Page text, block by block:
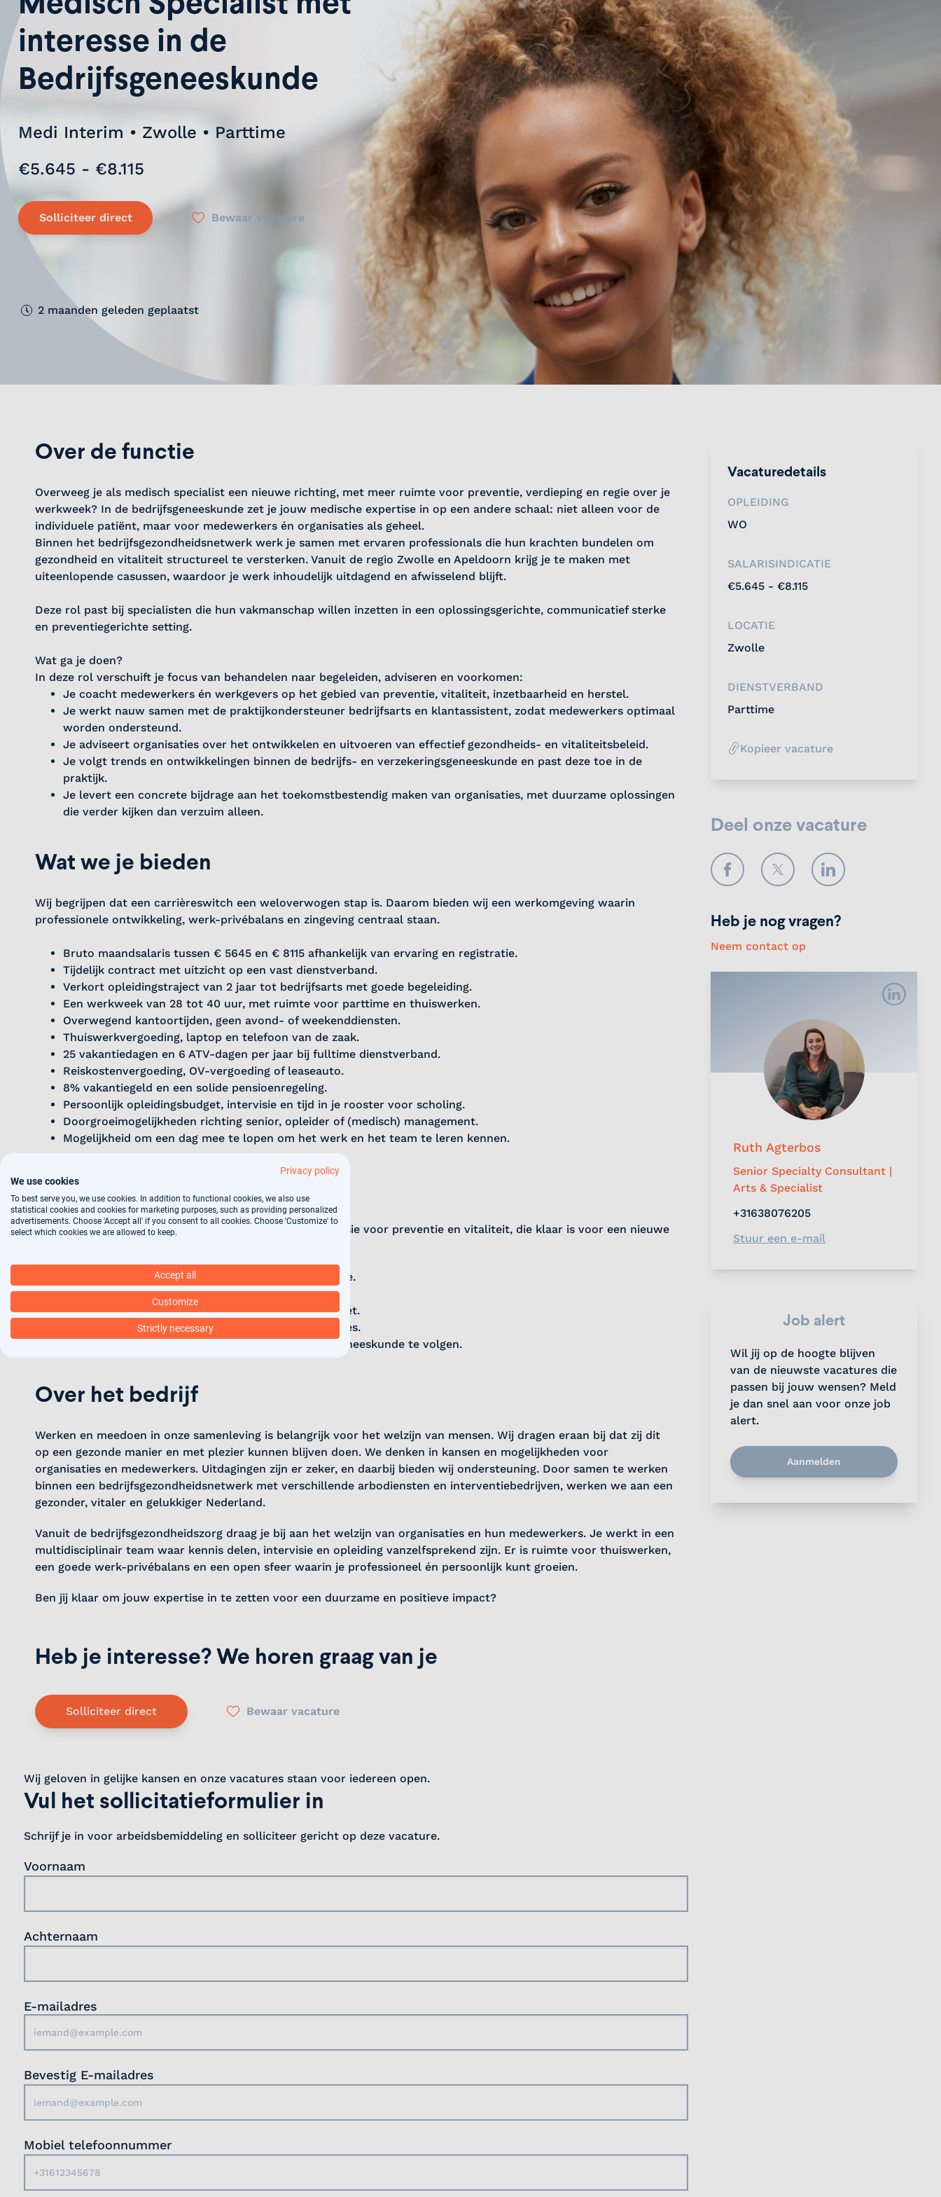
interesse in de
Bedrijfsgeneeskunde
Medi Interim • Zwolle • Parttime
€5.645 - €8.115
Solliciteer direct Bewaar vacature
2 maanden geleden geplaatst
Over de functie
Overweeg je als medisch specialist een nieuwe richting, met meer ruimte voor preventie, verdieping en regie over je
werkweek? In de bedrijfsgeneeskunde zet je jouw medische expertise in op een andere schaal: niet alleen voor de
individuele patiënt, maar voor medewerkers én organisaties als geheel.
Binnen het bedrijfsgezondheidsnetwerk werk je samen met ervaren professionals die hun krachten bundelen om
gezondheid en vitaliteit structureel te versterken. Vanuit de regio Zwolle en Apeldoorn krijg je te maken met
uiteenlopende casussen, waardoor je werk inhoudelijk uitdagend en afwisselend blijft.
Deze rol past bij specialisten die hun vakmanschap willen inzetten in een oplossingsgerichte, communicatief sterke
en preventiegerichte setting.
Wat ga je doen?
In deze rol verschuift je focus van behandelen naar begeleiden, adviseren en voorkomen:
Je coacht medewerkers én werkgevers op het gebied van preventie, vitaliteit, inzetbaarheid en herstel.
Je werkt nauw samen met de praktijkondersteuner bedrijfsarts en klantassistent, zodat medewerkers optimaal
worden ondersteund.
Je adviseert organisaties over het ontwikkelen en uitvoeren van effectief gezondheids- en vitaliteitsbeleid.
Je volgt trends en ontwikkelingen binnen de bedrijfs- en verzekeringsgeneeskunde en past deze toe in de
praktijk.
Je levert een concrete bijdrage aan het toekomstbestendig maken van organisaties, met duurzame oplossingen
die verder kijken dan verzuim alleen.
Wat we je bieden
Wij begrijpen dat een carrièreswitch een weloverwogen stap is. Daarom bieden wij een werkomgeving waarin
professionele ontwikkeling, werk-privébalans en zingeving centraal staan.
Bruto maandsalaris tussen € 5645 en € 8115 afhankelijk van ervaring en registratie.
Tijdelijk contract met uitzicht op een vast dienstverband.
Verkort opleidingstraject van 2 jaar tot bedrijfsarts met goede begeleiding.
Een werkweek van 28 tot 40 uur, met ruimte voor parttime en thuiswerken.
Overwegend kantoortijden, geen avond- of weekenddiensten.
Thuiswerkvergoeding, laptop en telefoon van de zaak.
25 vakantiedagen en 6 ATV-dagen per jaar bij fulltime dienstverband.
Reiskostenvergoeding, OV-vergoeding of leaseauto.
8% vakantiegeld en een solide pensioenregeling.
Persoonlijk opleidingsbudget, intervisie en tijd in je rooster voor scholing.
Doorgroeimogelijkheden richting senior, opleider of (medisch) management.
Mogelijkheid om een dag mee te lopen om het werk en het team te leren kennen.
Functie-eisen
We zoeken een gedreven medisch specialist met een passie voor preventie en vitaliteit, die klaar is voor een nieuwe
WO-diploma Geneeskunde en geldige BIG-registratie.
Registratie als Geneeskundig Specialist.
Heldere communicatie en oplossingsgerichte mindset.
Interesse in preventie en vitaliteit binnen organisaties.
Bereidheid om trends in bedrijfs- en verzekeringsgeneeskunde te volgen.
Over het bedrijf
Werken en meedoen in onze samenleving is belangrijk voor het welzijn van mensen. Wij dragen eraan bij dat zij dit
op een gezonde manier en met plezier kunnen blijven doen. We denken in kansen en mogelijkheden voor
organisaties en medewerkers. Uitdagingen zijn er zeker, en daarbij bieden wij ondersteuning. Door samen te werken
binnen een bedrijfsgezondheidsnetwerk met verschillende arbodiensten en interventiebedrijven, werken we aan een
gezonder, vitaler en gelukkiger Nederland.
Vanuit de bedrijfsgezondheidszorg draag je bij aan het welzijn van organisaties en hun medewerkers. Je werkt in een
multidisciplinair team waar kennis delen, intervisie en opleiding vanzelfsprekend zijn. Er is ruimte voor thuiswerken,
een goede werk-privébalans en een open sfeer waarin je professioneel én persoonlijk kunt groeien.
Ben jij klaar om jouw expertise in te zetten voor een duurzame en positieve impact?
Heb je interesse? We horen graag van je
Solliciteer direct Bewaar vacature
Wij geloven in gelijke kansen en onze vacatures staan voor iedereen open.
Vul het sollicitatieformulier in
Schrijf je in voor arbeidsbemiddeling en solliciteer gericht op deze vacature.
Voornaam
Achternaam
E-mailadres
Bevestig E-mailadres
Mobiel telefoonnummer
Vacaturedetails
OPLEIDING
WO
SALARISINDICATIE
€5.645 - €8.115
LOCATIE
Zwolle
DIENSTVERBAND
Parttime
Kopieer vacature
Deel onze vacature
FacebookTwitter LinkedIn
Heb je nog vragen?
Neem contact op
Ruth Agterbos
Senior Specialty Consultant |
Arts & Specialist
+31638076205
Stuur een e-mail
Job alert
Wil jij op de hoogte blijven
van de nieuwste vacatures die
passen bij jouw wensen? Meld
je dan snel aan voor onze job
alert.
Aanmelden
Privacy policy
We use cookies
To best serve you, we use cookies. In addition to functional cookies, we also use
statistical cookies and cookies for marketing purposes, such as providing personalized
advertisements. Choose 'Accept all' if you consent to all cookies. Choose 'Customize' to
select which cookies we are allowed to keep.
Accept all
Customize
Strictly necessary